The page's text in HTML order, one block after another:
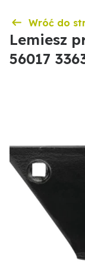
Wróć do
Lemiesz
56017